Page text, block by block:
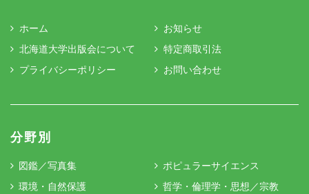
ホーム
お知らせ
北海道大学出版会について
特定商取引法
プライバシーポリシー
お問い合わせ
分野別
図鑑／写真集
ポピュラーサイエンス
環境・自然保護
哲学・倫理学・思想／宗教